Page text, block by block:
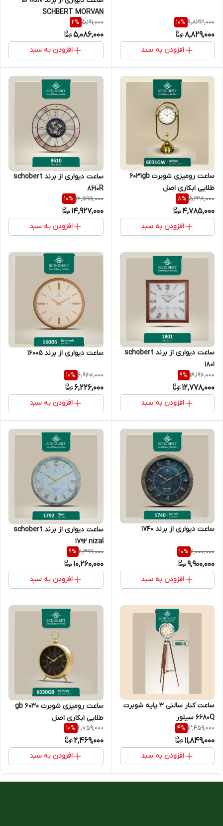
9,833,000
10%
8,829,000
افزودن به سبد
SCHBERT MORVAN
5,191,000
2%
5,086,000
افزودن به سبد
ساعت رومیزی شوبرت 6031gb
طلایی ابکاری اصل
5,228,000
8%
4,785,000
افزودن به سبد
ساعت دیواری از برند schobert
8610R
16,595,000
10%
14,927,000
افزودن به سبد
ساعت دیواری از برند schobert
1801
14,196,000
9%
12,778,000
افزودن به سبد
ساعت دیواری از برند 16005
6,967,000
10%
6,226,000
افزودن به سبد
ساعت دیواری از برند 1740
11,000,000
10%
9,900,000
افزودن به سبد
ساعت دیواری از برند schobert
1792 nizal
11,399,000
9%
10,260,000
افزودن به سبد
ساعت کنار سالنی ۳ پایه شوبرت
6680Q سیلور
12,459,000
4%
11,849,000
افزودن به سبد
ساعت رومیزی شوبرت gb 6030
طلایی ابکاری اصل
2,759,000
10%
2,469,000
افزودن به سبد